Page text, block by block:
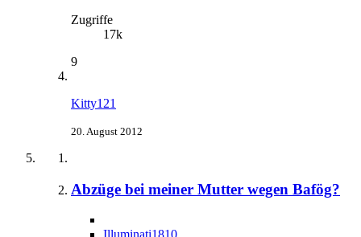
Zugriffe
17k
9
Kitty121
20. August 2012
Abzüge bei meiner Mutter wegen Bafög?